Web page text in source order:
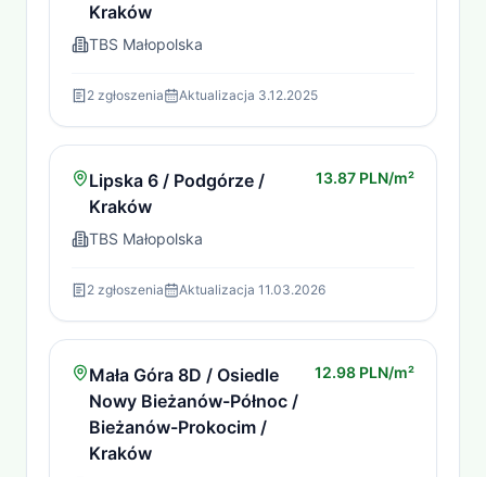
Kraków
TBS Małopolska
2 zgłoszenia Aktualizacja 3.12.2025
Lipska 6 / Podgórze /
Kraków
TBS Małopolska
13.87 PLN/m²
2 zgłoszenia Aktualizacja 11.03.2026
Mała Góra 8D / Osiedle
Nowy Bieżanów-Północ /
Bieżanów-Prokocim /
Kraków
12.98 PLN/m²